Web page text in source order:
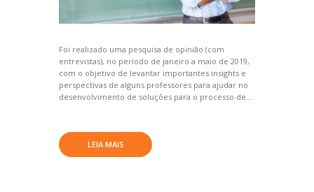
Foi realizado uma pesquisa de opinião (com
entrevistas), no período de janeiro a maio de 2019,
com o objetivo de levantar importantes insights e
perspectivas de alguns professores para ajudar no
desenvolvimento de soluções para o processo de...
LEIA MAIS